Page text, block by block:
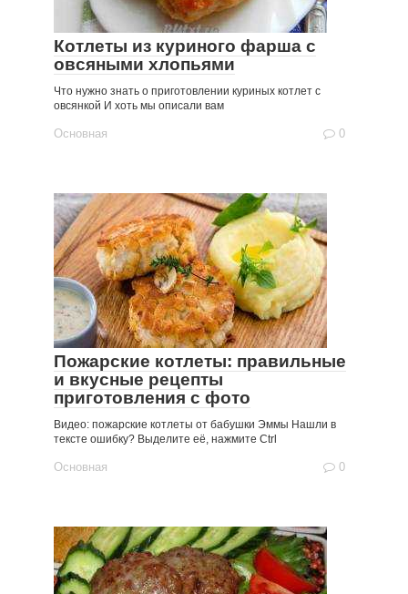
Котлеты из куриного фарша с
овсяными хлопьями
Что нужно знать о приготовлении куриных котлет с
овсянкой И хоть мы описали вам
Основная 0
Пожарские котлеты: правильные
и вкусные рецепты
приготовления с фото
Видео: пожарские котлеты от бабушки Эммы Нашли в
тексте ошибку? Выделите её, нажмите Ctrl
Основная 0